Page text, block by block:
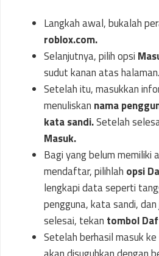
Langkah awal, bukalah
roblox.com.
Selanjutnya, pilih opsi
sudut kanan atas halaman.
Setelah itu, masukkan
menuliskan nama
kata sandi.Setelah
Masuk.
Bagi yang belum memiliki
mendaftar, pilihlah opsi
lengkapi data seperti
pengguna, kata sandi,
selesai, tekan tombol
Setelah berhasil masuk